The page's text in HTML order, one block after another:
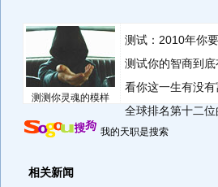
测测你灵魂的模样
测试：2010年你
测试你的智商到
看你这一生有没有
全球排名第十二
我的天职是搜索
相关新闻